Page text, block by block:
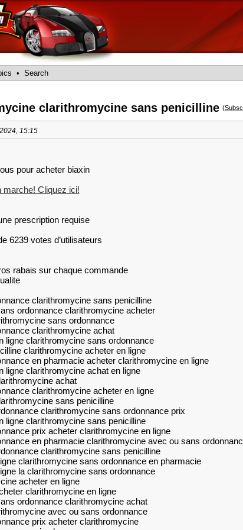
• Search
clarithromycine sans penicilline (
15:15
pour acheter biaxin
marche! Cliquez ici!
prescription requise
6239 votes d’utilisateurs
rabais sur chaque commande
clarithromycine sans penicilline
ordonnance clarithromycine acheter
sans ordonnance
clarithromycine achat
ligne clarithromycine sans ordonnance
clarithromycine acheter en ligne
en pharmacie acheter clarithromycine en ligne
ligne clarithromycine achat en ligne
achat
clarithromycine acheter en ligne
sans penicilline
clarithromycine sans ordonnance prix
ligne clarithromycine sans penicilline
prix acheter clarithromycine en ligne
en pharmacie clarithromycine avec ou sans
clarithromycine sans penicilline
clarithromycine sans ordonnance en pharmacie
la clarithromycine sans ordonnance
acheter en ligne
clarithromycine en ligne
ordonnance clarithromycine achat
avec ou sans ordonnance
prix acheter clarithromycine